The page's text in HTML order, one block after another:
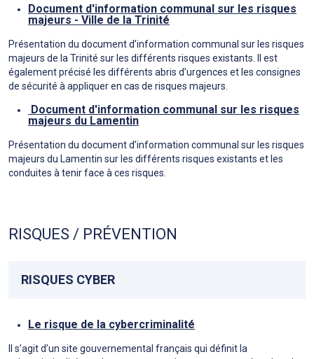
Document d'information communal sur les risques
majeurs - Ville de la Trinité
Présentation du document d’information communal sur les risques
majeurs de la Trinité sur les différents risques existants. Il est
également précisé les différents abris d’urgences et les consignes
de sécurité à appliquer en cas de risques majeurs.
Document d'information communal sur les risques
majeurs du Lamentin
Présentation du document d’information communal sur les risques
majeurs du Lamentin sur les différents risques existants et les
conduites à tenir face à ces risques.
RISQUES / PRÉVENTION
RISQUES CYBER
Le risque de la cybercriminalité
Il s’agit d’un site gouvernemental français qui définit la